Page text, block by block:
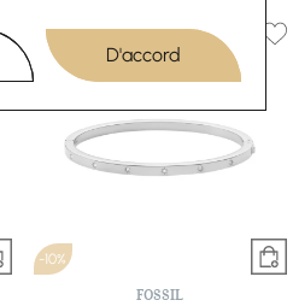
D'accord
-10%
FOSSIL